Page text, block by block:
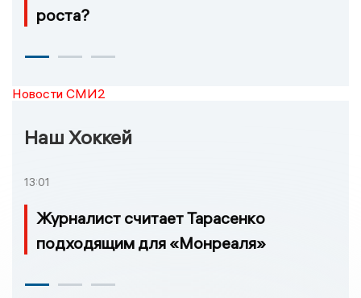
роста?
Новости СМИ2
Наш Хоккей
13:01
Журналист считает Тарасенко
подходящим для «Монреаля»